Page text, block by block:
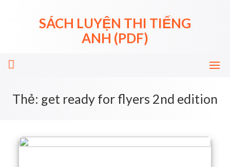
SÁCH LUYỆN THI TIẾNG
ANH (PDF)
Thẻ: get ready for flyers 2nd edition